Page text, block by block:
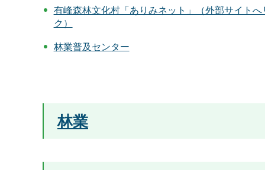
有峰森林文化村「ありみネット」（外部サイトへ
ク）
林業普及センター
林業